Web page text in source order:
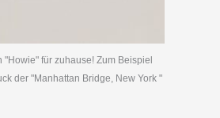
für zuhause! Zum Beispiel
der "Manhattan Bridge, New York "